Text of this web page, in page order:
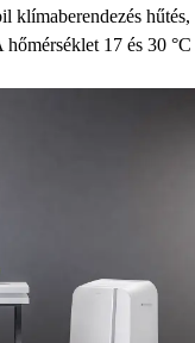
klímaberendezés hűtés,
17 és 30 °C